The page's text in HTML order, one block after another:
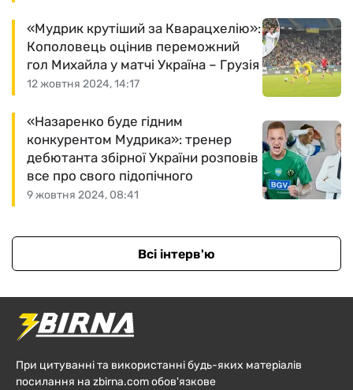
12 жовтня 2024, 14:17
«Мудрик крутіший за Кварацхелію»:
Кополовець оцінив переможний
гол Михайла у матчі Україна – Грузія
9 жовтня 2024, 08:41
«Назаренко буде гідним
конкурентом Мудрика»: тренер
дебютанта збірної України розповів
все про свого підопічного
Всі інтерв'ю
При цитуванні та використанні будь-яких матеріалів
посилання на zbirna.com обов'язкове